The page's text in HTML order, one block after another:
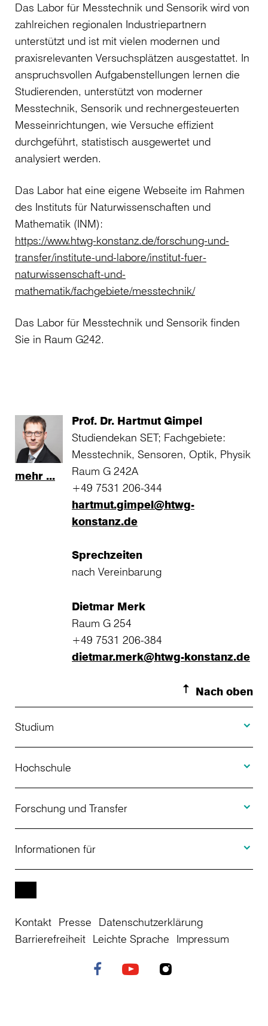
Das Labor für Messtechnik und Sensorik wird von
zahlreichen regionalen Industriepartnern
unterstützt und ist mit vielen modernen und
praxisrelevanten Versuchsplätzen ausgestattet. In
anspruchsvollen Aufgabenstellungen lernen die
Studierenden, unterstützt von moderner
Messtechnik, Sensorik und rechnergesteuerten
Messeinrichtungen, wie Versuche effizient
durchgeführt, statistisch ausgewertet und
analysiert werden.
Das Labor hat eine eigene Webseite im Rahmen
des Instituts für Naturwissenschaften und
Mathematik (INM):
https://www.htwg-konstanz.de/forschung-und-
transfer/institute-und-labore/institut-fuer-
naturwissenschaft-und-
mathematik/fachgebiete/messtechnik/
Das Labor für Messtechnik und Sensorik finden
Sie in Raum G242.
mehr ...
Prof. Dr. Hartmut Gimpel
Studiendekan SET; Fachgebiete:
Messtechnik, Sensoren, Optik, Physik
Raum G 242A
+49 7531 206-344
hartmut.gimpel@htwg-
konstanz.de
Sprechzeiten
nach Vereinbarung
Dietmar Merk
Raum G 254
+49 7531 206-384
dietmar.merk@htwg-konstanz.de
Nach oben
Studium
Studienangebot
Bewerbung
Studienberatung
Weiterbildung
Studienkolleg
Hochschule
Über uns
Aktuelles
Einrichtungen
Stellenangebote
Forschung und Transfer
Projekte
Informationen für
Studierende
Kontakt Presse
Datenschutzerklärung
Barrierefreiheit Leichte Sprache Impressum